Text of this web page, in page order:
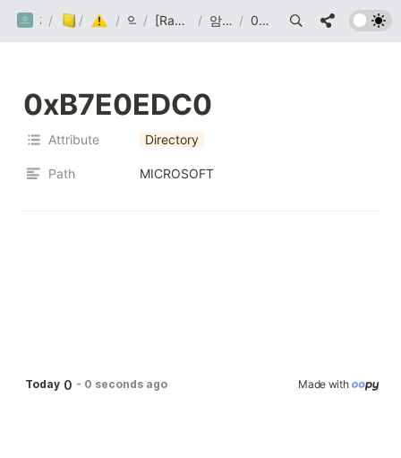
까망눈 연구소
/ Post
/ Malware
/ 악코분/ [Ransomware] clob 랜섬웨어 분석 / 암호화 제외 대상 / 0xB7E0EDC0
0xB7E0EDC0
Attribute Directory
Path MICROSOFT
Today 0 - 0 seconds ago Made with